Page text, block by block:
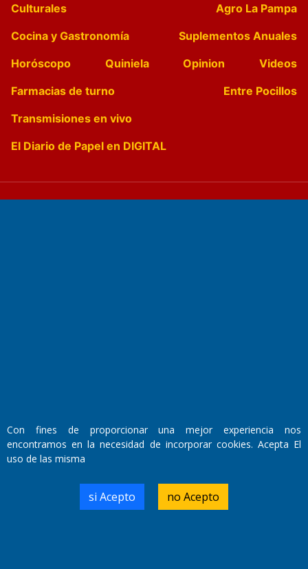
Culturales
Agro La Pampa
Cocina y Gastronomía
Suplementos Anuales
Horóscopo
Quiniela Opinion
Videos
Farmacias de turno
Entre Pocillos
Transmisiones en vivo
El Diario de Papel en DIGITAL
Domicilio Legal: José Ingenieros 855,
Número de Registro DNDA:
RL-2019-55551274-APN-DNDA#MJ
Con fines de proporcionar una mejor experiencia nos
encontramos en la necesidad de incorporar cookies. Acepta El
uso de las misma
si Acepto no Acepto